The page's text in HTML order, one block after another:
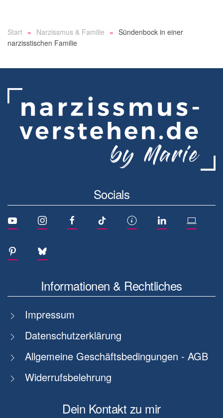
Start Narzissmus & Familie
Sündenbock in einer
narzisstischen Familie
Socials
Informationen & Rechtliches
Impressum
Datenschutzerklärung
Allgemeine Geschäftsbedingungen - AGB
Widerrufsbelehrung
Dein Kontakt zu mir